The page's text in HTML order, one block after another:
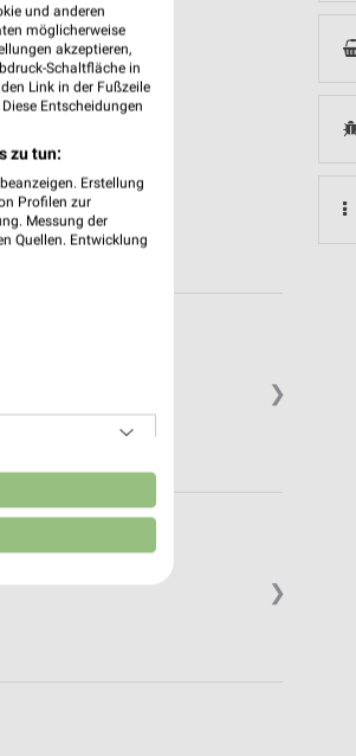
❯
❯
und anderen
möglicherweise
akzeptieren,
Schaltfläche in
Link in der Fußzeile
Entscheidungen
zu tun:
Erstellung
Profilen zur
Messung der
Quellen. Entwicklung